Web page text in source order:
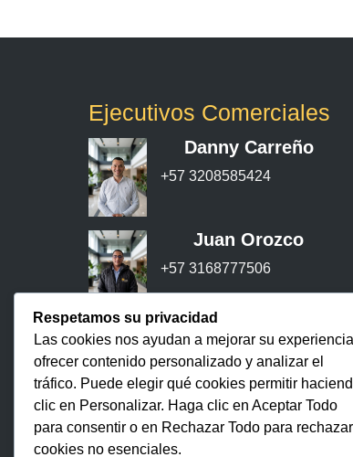
Ejecutivos Comerciales
Danny Carreño
+57 3208585424
Juan Orozco
+57 3168777506
Alonson Chavez
+57 3168777506
Respetamos su privacidad
Las cookies nos ayudan a mejorar su
ofrecer contenido personalizado y analizar el
tráfico. Puede elegir qué cookies permitir
clic en Personalizar. Haga clic en Aceptar Todo
para consentir o en Rechazar Todo para rechazar
cookies no esenciales.